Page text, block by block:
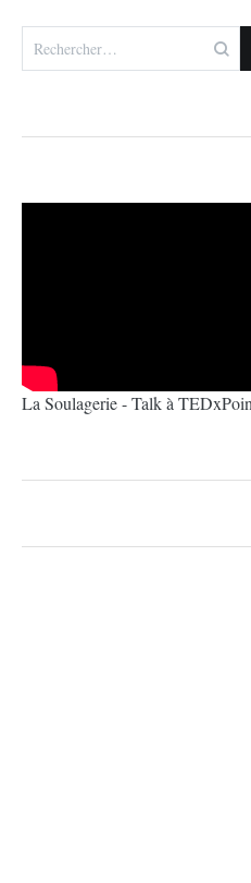
La Soulagerie - Talk à